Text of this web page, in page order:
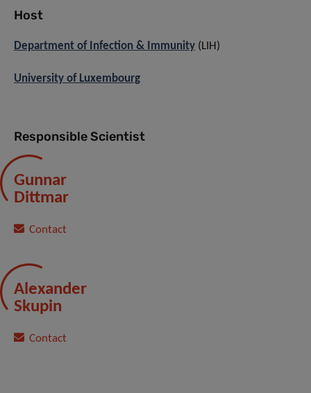
Host
Department of Infection & Immunity (LIH)
University of Luxembourg
Responsible Scientist
Gunnar
Dittmar
Contact
Alexander
Skupin
Contact